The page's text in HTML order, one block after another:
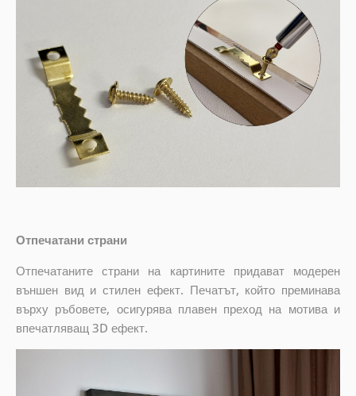
Отпечатани страни
Отпечатаните страни на картините придават модерен
външен вид и стилен ефект. Печатът, който преминава
върху ръбовете, осигурява плавен преход на мотива и
впечатляващ 3D ефект.